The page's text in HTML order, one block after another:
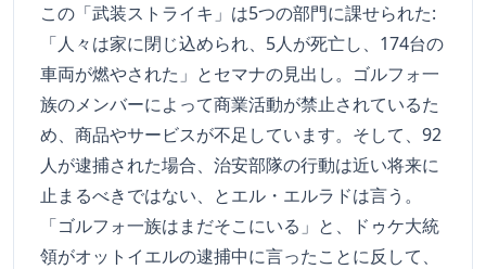
この「武装ストライキ」は5つの部門に課せられた:
「人々は家に閉じ込められ、5人が死亡し、174台の
車両が燃やされた」とセマナの見出し。ゴルフォ一
族のメンバーによって商業活動が禁止されているた
め、商品やサービスが不足しています。そして、92
人が逮捕された場合、治安部隊の行動は近い将来に
止まるべきではない、とエル・エルラドは言う。
「ゴルフォ一族はまだそこにいる」と、ドゥケ大統
領がオットイエルの逮捕中に言ったことに反して、